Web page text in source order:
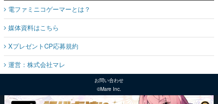
電ファミニコゲーマーとは？
媒体資料はこちら
XプレゼントCP応募規約
運営：株式会社マレ
お問い合わせ
©Mare Inc.